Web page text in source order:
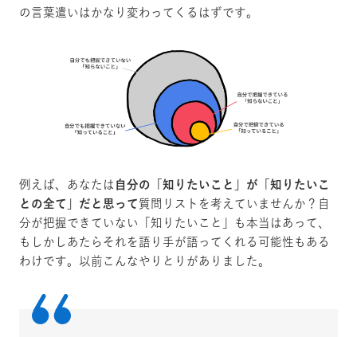
の言葉遣いはかなり変わってくるはずです。
例えば、あなたは 自分の「知りたいこと」が「知りたいこ
との全て」だと思って 質問リストを考えていませんか？自
分が把握できていない「知りたいこと」も本当はあって、
もしかしあたらそれを語り手が語ってくれる可能性もある
わけです。以前こんなやりとりがありました。